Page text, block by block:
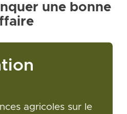
une bonne
agricoles sur le